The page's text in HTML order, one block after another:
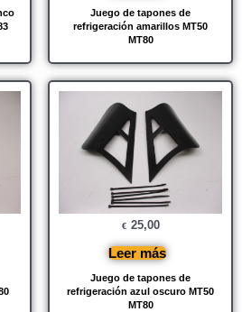
Juego de tapones de
refrigeración amarillos MT50
MT80
Juego de tapones de
refrigeración azul oscuro MT50
MT80
€ 25,00
Leer más